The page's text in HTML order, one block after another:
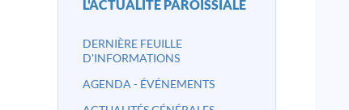
L'ACTUALITÉ PAROISSIALE
DERNIÈRE FEUILLE
D'INFORMATIONS
AGENDA - ÉVÉNEMENTS